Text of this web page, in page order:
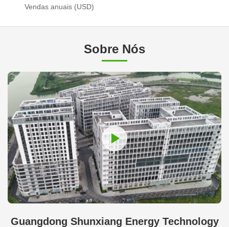
Vendas anuais (USD)
Sobre Nós
Guangdong Shunxiang Energy Technology